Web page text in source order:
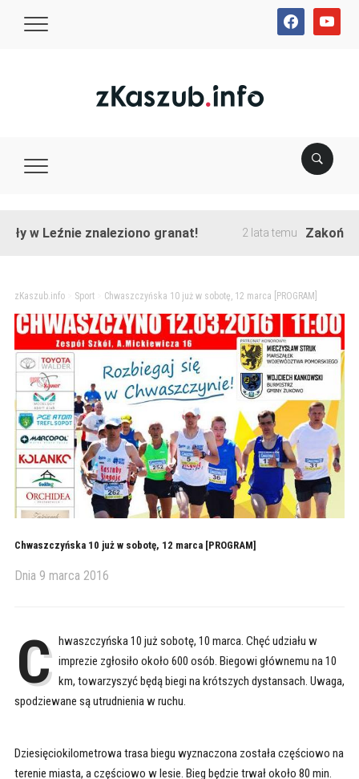
facebookyoutube
znaleziono granat! 2 lata temu Zakończono
zKaszub.info> Sport> Chwaszczyńska 10 już w sobotę, 12 marca [PROGRAM]
Chwaszczyńska 10 już w sobotę, 12 marca [PROGRAM]
Dnia 9 marca 2016
C hwaszczyńska 10 już sobotę, 10 marca. Chęć udziału w
imprezie zgłosiło około 600 osób. Biegowi głównemu na 10
km, towarzyszyć będą biegi na krótszych dystansach. Uwaga,
spodziewane są utrudnienia w ruchu.
Dziesięciokilometrowa trasa biegu wyznaczona została częściowo na
terenie miasta, a częściowo w lesie. Bieg będzie trwał około 80 min.